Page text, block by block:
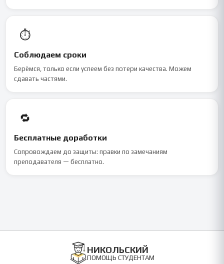
⏱
Соблюдаем сроки
Берёмся, только если успеем без потери качества. Можем
сдавать частями.
🔁
Бесплатные доработки
Сопровождаем до защиты: правки по замечаниям
преподавателя — бесплатно.
НИКОЛЬСКИЙ
ПОМОЩЬ СТУДЕНТАМ